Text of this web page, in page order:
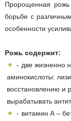
Пророщенная рожь
борьбе с
особенности
Рожь содержит:
две жизненно
аминокислоты:
восстановлению и
вырабатывать
витамин А –